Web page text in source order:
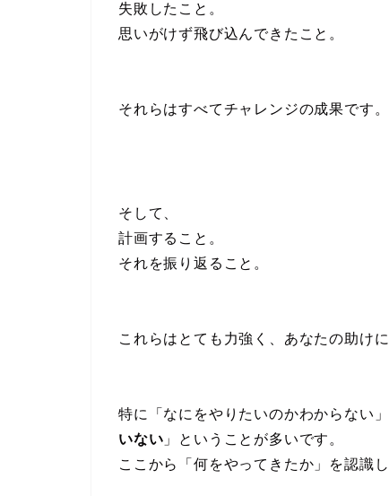
失敗したこと。
思いがけず飛び込んできたこと。
それらはすべてチャレンジの成果です。
そして、
計画すること。
それを振り返ること。
これらはとても力強く、あなたの助けに
特に「なにをやりたいのかわからない
いない 」ということが多いです。
ここから「何をやってきたか」を認識